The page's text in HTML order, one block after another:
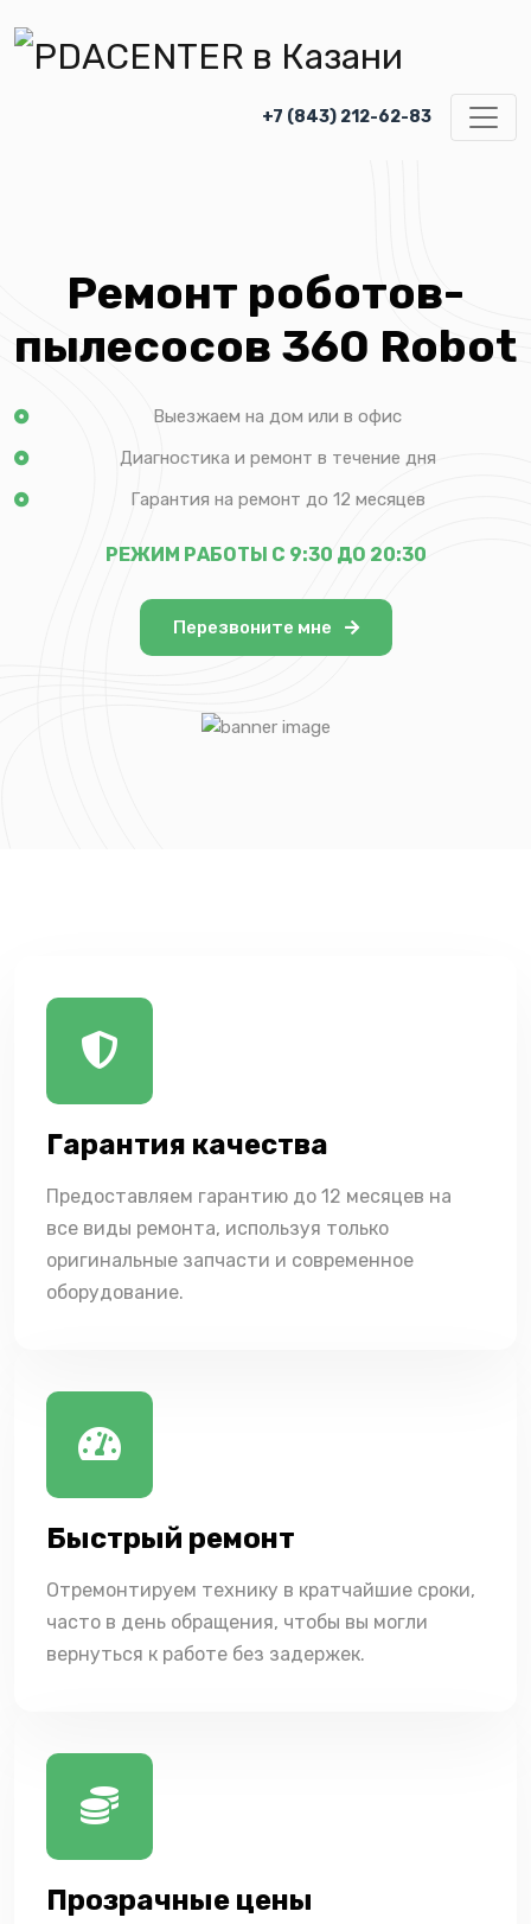
+7 (843) 212-62-83
Ремонт роботов-
пылесосов 360 Robot
Выезжаем на дом или в офис
Диагностика и ремонт в течение дня
Гарантия на ремонт до 12 месяцев
РЕЖИМ РАБОТЫ С 9:30 ДО 20:30
Перезвоните мне
Гарантия качества
Предоставляем гарантию до 12 месяцев на
все виды ремонта, используя только
оригинальные запчасти и современное
оборудование.
Быстрый ремонт
Отремонтируем технику в кратчайшие сроки,
часто в день обращения, чтобы вы могли
вернуться к работе без задержек.
Прозрачные цены